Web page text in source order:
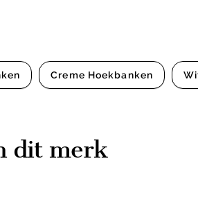
Creme Hoekbanken
dit merk